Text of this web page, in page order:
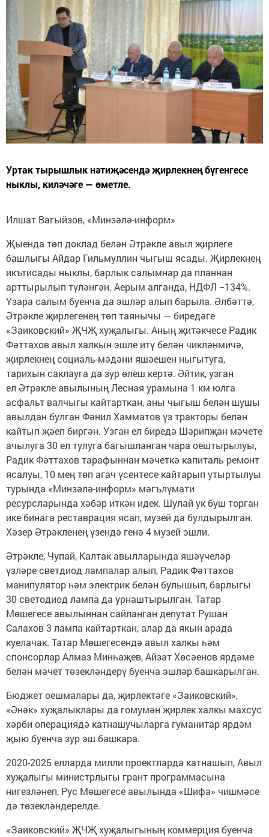
Уртак тырышлык нәтиҗәсендә җирлекнең бүгенгесе
ныклы, киләчәге — өметле.
Илшат Вагыйзов, «Минзәлә-информ»
Җыенда төп доклад белән Әтрәкле авыл җирлеге
башлыгы Айдар Гильмуллин чыгыш ясады. Җирлекнең
икътисады ныклы, барлык салымнар да планнан
арттырылып түләнгән. Аерым алганда, НДФЛ −134%.
Үзара салым буенча да эшләр алып барыла. Әлбәттә,
Әтрәкле җирлегенең төп таянычы — биредәге
«Заиковский» ҖЧҖ хуҗалыгы. Аның җитәкчесе Радик
Фәттахов авыл халкын эшле итү белән чикләнмичә,
җирлекнең социаль-мәдәни яшәешен ныгытуга,
тарихын саклауга да зур өлеш кертә. Әйтик, узган
ел Әтрәкле авылының Лесная урамына 1 км юлга
асфальт валчыгы кайтарткан, аны чыгыш белән шушы
авылдан булган Фәнил Хамматов үз тракторы белән
кайтып җәеп биргән. Узган ел биредә Шәрипҗан мәчете
ачылуга 30 ел тулуга багышланган чара оештырылуы,
Радик Фәттахов тарафыннан мәчеткә капиталь ремонт
ясалуы, 10 мең төп агач үсентесе кайтарып утыртылуы
турында «Минзәлә-информ» мәгълүмати
ресурсларында хәбәр иткән идек. Шулай ук буш торган
ике бинага реставрация ясап, музей да булдырылган.
Хәзер Әтрәкленең үзендә генә 4 музей эшли.
Әтрәкле, Чупай, Калтак авылларында яшәүчеләр
үзләре светдиод лампалар алып, Радик Фәттахов
манипулятор һәм электрик белән булышып, барлыгы
30 светодиод лампа да урнаштырылган. Татар
Мөшегесе авылыннан сайланган депутат Рушан
Салахов 3 лампа кайтарткан, алар да якын арада
куелачак. Татар Мөшегесендә авыл халкы һәм
спонсорлар Алмаз Минһаҗев, Айзат Хөсәенов ярдәме
белән мәчет төзекләндерү буенча эшләр башкарылган.
Бюджет оешмалары да, җирлектәге «Заиковский»,
«Әнәк» хуҗалыклары да гомумән җирлек халкы махсус
хәрби операциядә катнашучыларга гуманитар ярдәм
җыю буенча зур эш башкара.
2020-2025 елларда милли проектларда катнашып, Авыл
хуҗалыгы министрлыгы грант программасына
нигезләнеп, Рус Мөшегесе авылында «Шифа» чишмәсе
дә төзекләндерелде.
«Заиковский» ҖЧҖ хуҗалыгының коммерция буенча